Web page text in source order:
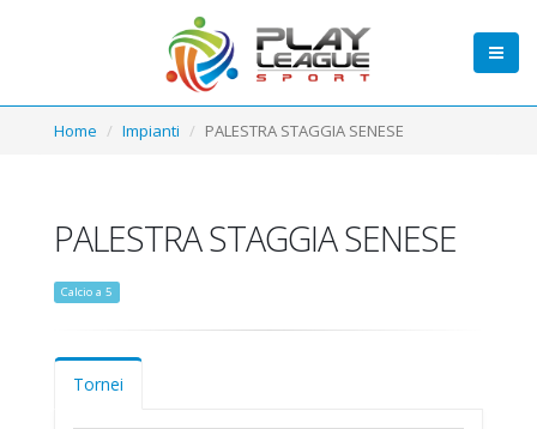
Home Impianti PALESTRA STAGGIA SENESE
PALESTRA STAGGIA SENESE
Calcio a 5
Tornei